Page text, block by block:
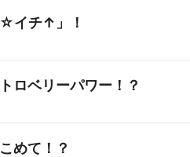
イチ↑」！
ロベリーパワー！？
めて！？